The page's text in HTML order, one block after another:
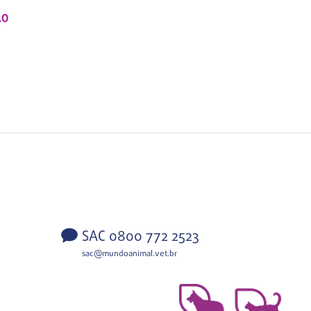
SAC 0800 772 2523
sac@mundoanimal.vet.br